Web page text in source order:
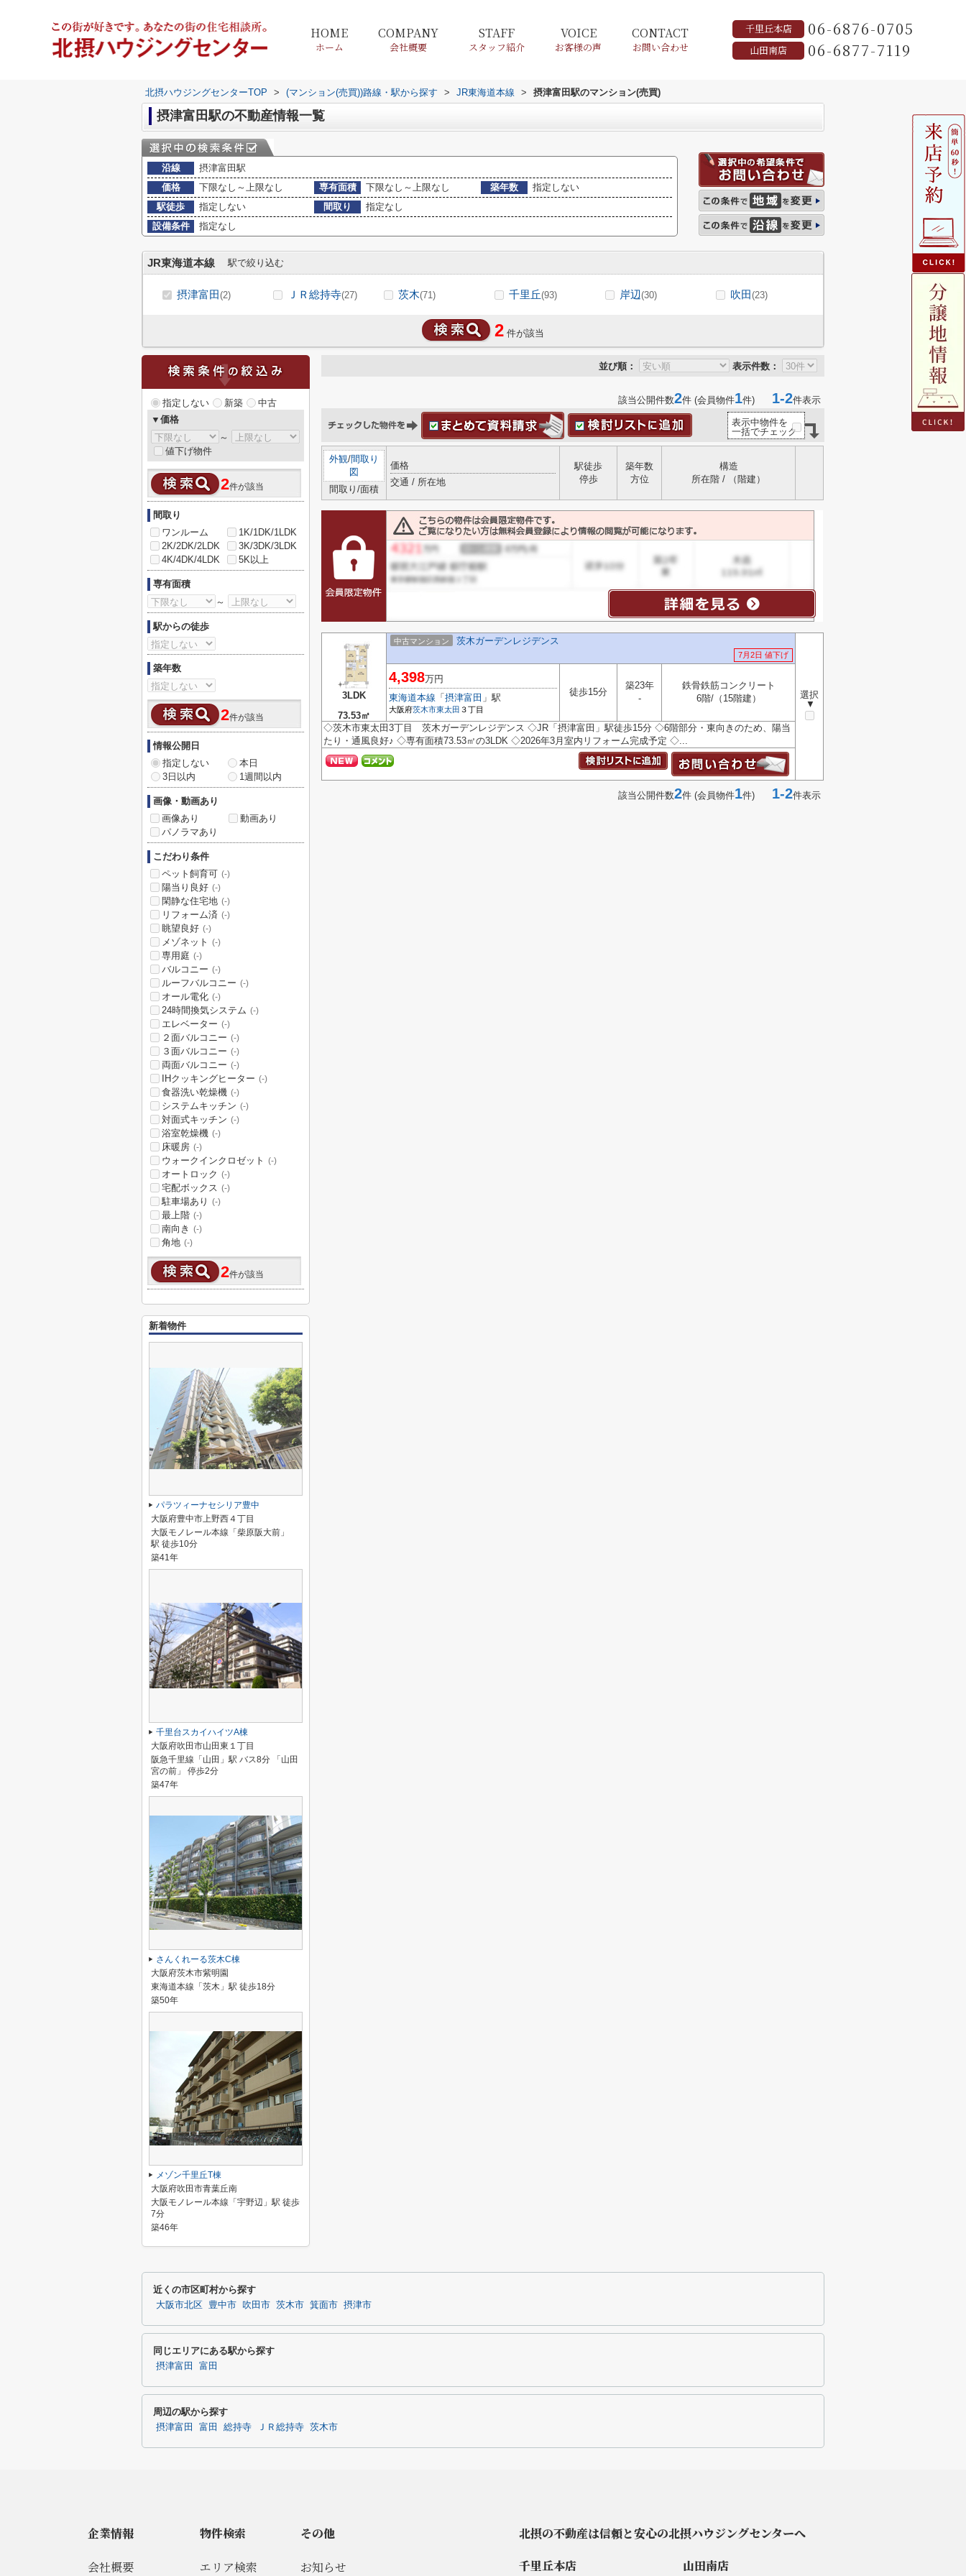
HOME
ホーム
COMPANY
会社概要
STAFF
スタッフ紹介
VOICE
お客様の声
CONTACT
お問い合わせ
千里丘本店 06-6876-0705
山田南店 06-6877-7119
北摂ハウジングセンターTOP > (マンション(売買))路線・駅から探す > JR東海道本線 > 摂津富田駅のマンション(売買)
摂津富田駅の不動産情報一覧
沿線
摂津富田駅
価格
下限なし～上限なし 専有面積 下限なし～上限なし 築年数
指定しない
駅徒歩
指定しない 間取り
指定なし
設備条件
指定なし
JR東海道本線 駅で絞り込む
摂津富田(2) ＪＲ総持寺(27) 茨木(71) 千里丘(93) 岸辺(30) 吹田(23)
2 件が該当
並び順： 表示件数：
該当公開件数2件 (会員物件1件) 1-2件表示
表示中物件を
一括でチェック
外観/間取り
図
間取り/面積
価格
交通 / 所在地
駅徒歩
停歩
築年数
方位
構造
所在階 / （階建）
3LDK
73.53㎡
中古マンション 茨木ガーデンレジデンス
7月2日 値下げ
選択
▼
4,398万円
東海道本線 「 摂津富田 」駅
大阪府茨木市東太田 ３丁目
徒歩15分
築23年
-
鉄骨鉄筋コンクリート
6階/（15階建）
◇茨木市東太田3丁目 茨木ガーデンレジデンス ◇JR「摂津富田」駅徒歩15分 ◇6階部分・東向きのため、陽当
たり・通風良好♪ ◇専有面積73.53㎡の3LDK ◇2026年3月室内リフォーム完成予定 ◇...
該当公開件数2件 (会員物件1件) 1-2件表示
指定しない 新築
中古
▼価格
～
値下げ物件
2件が該当
間取り
ワンルーム
1K/1DK/1LDK
2K/2DK/2LDK
3K/3DK/3LDK
4K/4DK/4LDK
5K以上
専有面積
～
駅からの徒歩
築年数
2件が該当
情報公開日
指定しない
本日
3日以内
1週間以内
画像・動画あり
画像あり
動画あり
パノラマあり
こだわり条件
ペット飼育可 (-)
陽当り良好 (-)
閑静な住宅地 (-)
リフォーム済 (-)
眺望良好 (-)
メゾネット (-)
専用庭 (-)
バルコニー (-)
ルーフバルコニー (-)
オール電化 (-)
24時間換気システム (-)
エレベーター (-)
２面バルコニー (-)
３面バルコニー (-)
両面バルコニー (-)
IHクッキングヒーター (-)
食器洗い乾燥機 (-)
システムキッチン (-)
対面式キッチン (-)
浴室乾燥機 (-)
床暖房 (-)
ウォークインクロゼット (-)
オートロック (-)
宅配ボックス (-)
駐車場あり (-)
最上階 (-)
南向き (-)
角地 (-)
2件が該当
新着物件
パラツィーナセシリア豊中
大阪府豊中市上野西４丁目
大阪モノレール本線「柴原阪大前」
駅 徒歩10分
築41年
千里台スカイハイツA棟
大阪府吹田市山田東１丁目
阪急千里線「山田」駅 バス8分 「山田
宮の前」 停歩2分
築47年
さんくれーる茨木C棟
大阪府茨木市紫明園
東海道本線「茨木」駅 徒歩18分
築50年
メゾン千里丘T棟
大阪府吹田市青葉丘南
大阪モノレール本線「宇野辺」駅 徒歩
7分
築46年
近くの市区町村から探す
大阪市北区 豊中市 吹田市 茨木市 箕面市 摂津市
同じエリアにある駅から探す
摂津富田 富田
周辺の駅から探す
摂津富田 富田 総持寺 ＪＲ総持寺 茨木市
企業情報
会社概要
物件検索
エリア検索
その他
お知らせ
北摂の不動産は信頼と安心の北摂ハウジングセンターへ
千里丘本店
山田南店